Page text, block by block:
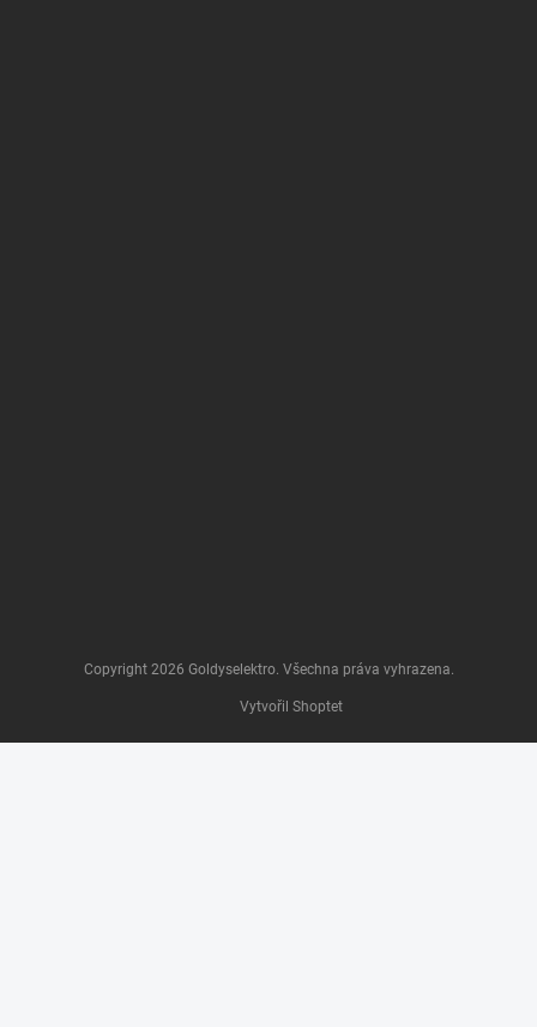
Vytvořil Shoptet
Copyright 2026 Goldyselektro. Všechna práva vyhrazena.